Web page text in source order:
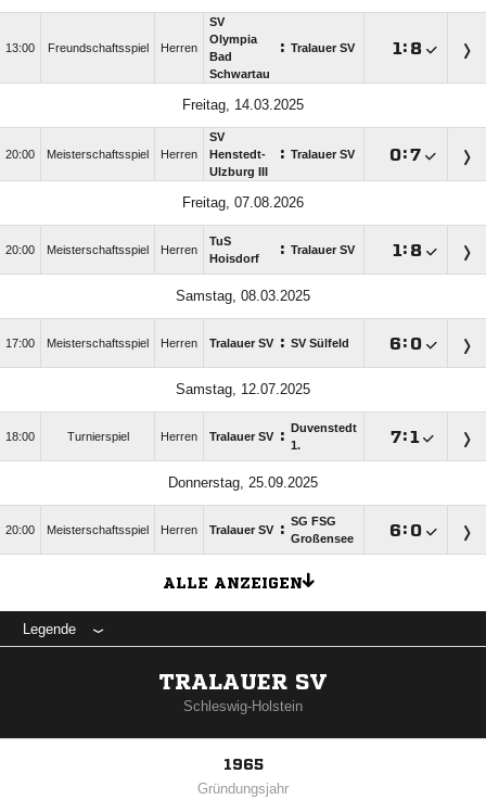
13:00 Freundschaftsspiel Herren
SV
Olympia
Bad
Schwartau
: Tralauer SV : 
Freitag, 14.03.2025
20:00 Meisterschaftsspiel Herren
SV
Henstedt-
Ulzburg III
: Tralauer SV :
Freitag, 07.08.2026
20:00 Meisterschaftsspiel Herren
TuS
Hoisdorf
: Tralauer SV : 
Samstag, 08.03.2025
17:00 Meisterschaftsspiel Herren Tralauer SV : SV Sülfeld : 
Samstag, 12.07.2025
18:00 Turnierspiel Herren Tralauer SV :
Duvenstedt
1.
:
Donnerstag, 25.09.2025
20:00 Meisterschaftsspiel Herren Tralauer SV : SG FSG
Großensee
: 
ALLE ANZEIGEN
Legende
TRALAUER SV
Schleswig-Holstein
1965
Gründungsjahr